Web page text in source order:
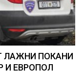
ЛАЖНИ ПОКАНИ
И ЕВРОПОЛ